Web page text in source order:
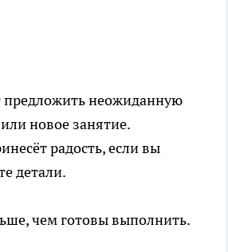
предложить неожиданную
новое занятие.
радость, если вы
детали.
чем готовы выполнить.